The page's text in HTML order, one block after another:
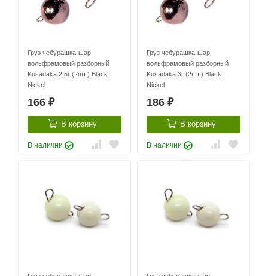
Груз чебурашка-шар
вольфрамовый разборный
Kosadaka 2.5г (2шт.) Black
Nickel
166 ₽
В корзину
В наличии
Груз чебурашка-шар
вольфрамовый разборный
Kosadaka 3г (2шт.) Black
Nickel
186 ₽
В корзину
В наличии